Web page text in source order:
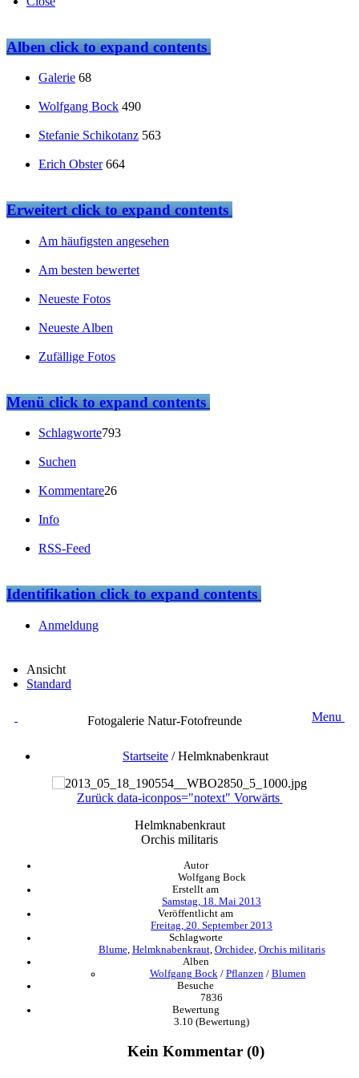
Albenclick to expand contents
Galerie 68
Wolfgang Bock 490
Stefanie Schikotanz 563
Erich Obster 664
Erweitertclick to expand contents
Am häufigsten angesehen
Am besten bewertet
Neueste Fotos
Neueste Alben
Zufällige Fotos
Menüclick to expand contents
Schlagworte793
Suchen
Kommentare26
Info
RSS-Feed
Identifikationclick to expand contents
Anmeldung
Ansicht
Standard
Fotogalerie Natur-Fotofreunde Menu
Startseite /Helmknabenkraut
Zurück data-iconpos="notext" Vorwärts
Helmknabenkraut
Orchis militaris
Autor
Wolfgang Bock
Erstellt am
Samstag, 18. Mai 2013
Veröffentlicht am
Freitag, 20. September 2013
Schlagworte
Blume, Helmknabenkraut, Orchidee, Orchis militaris
Alben
Wolfgang Bock / Pflanzen / Blumen
Besuche
7836
Bewertung
3.10 (Bewertung)
Kein Kommentar (0)